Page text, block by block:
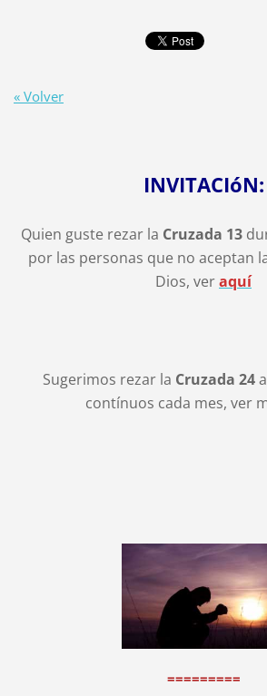
« Volver
INVITACIóN:
Quien guste rezar la Cruzada 13
por las personas que no aceptan
Dios, veraquí
Sugerimos rezar la Cruzada 24
contínuos cada mes, ver
=========